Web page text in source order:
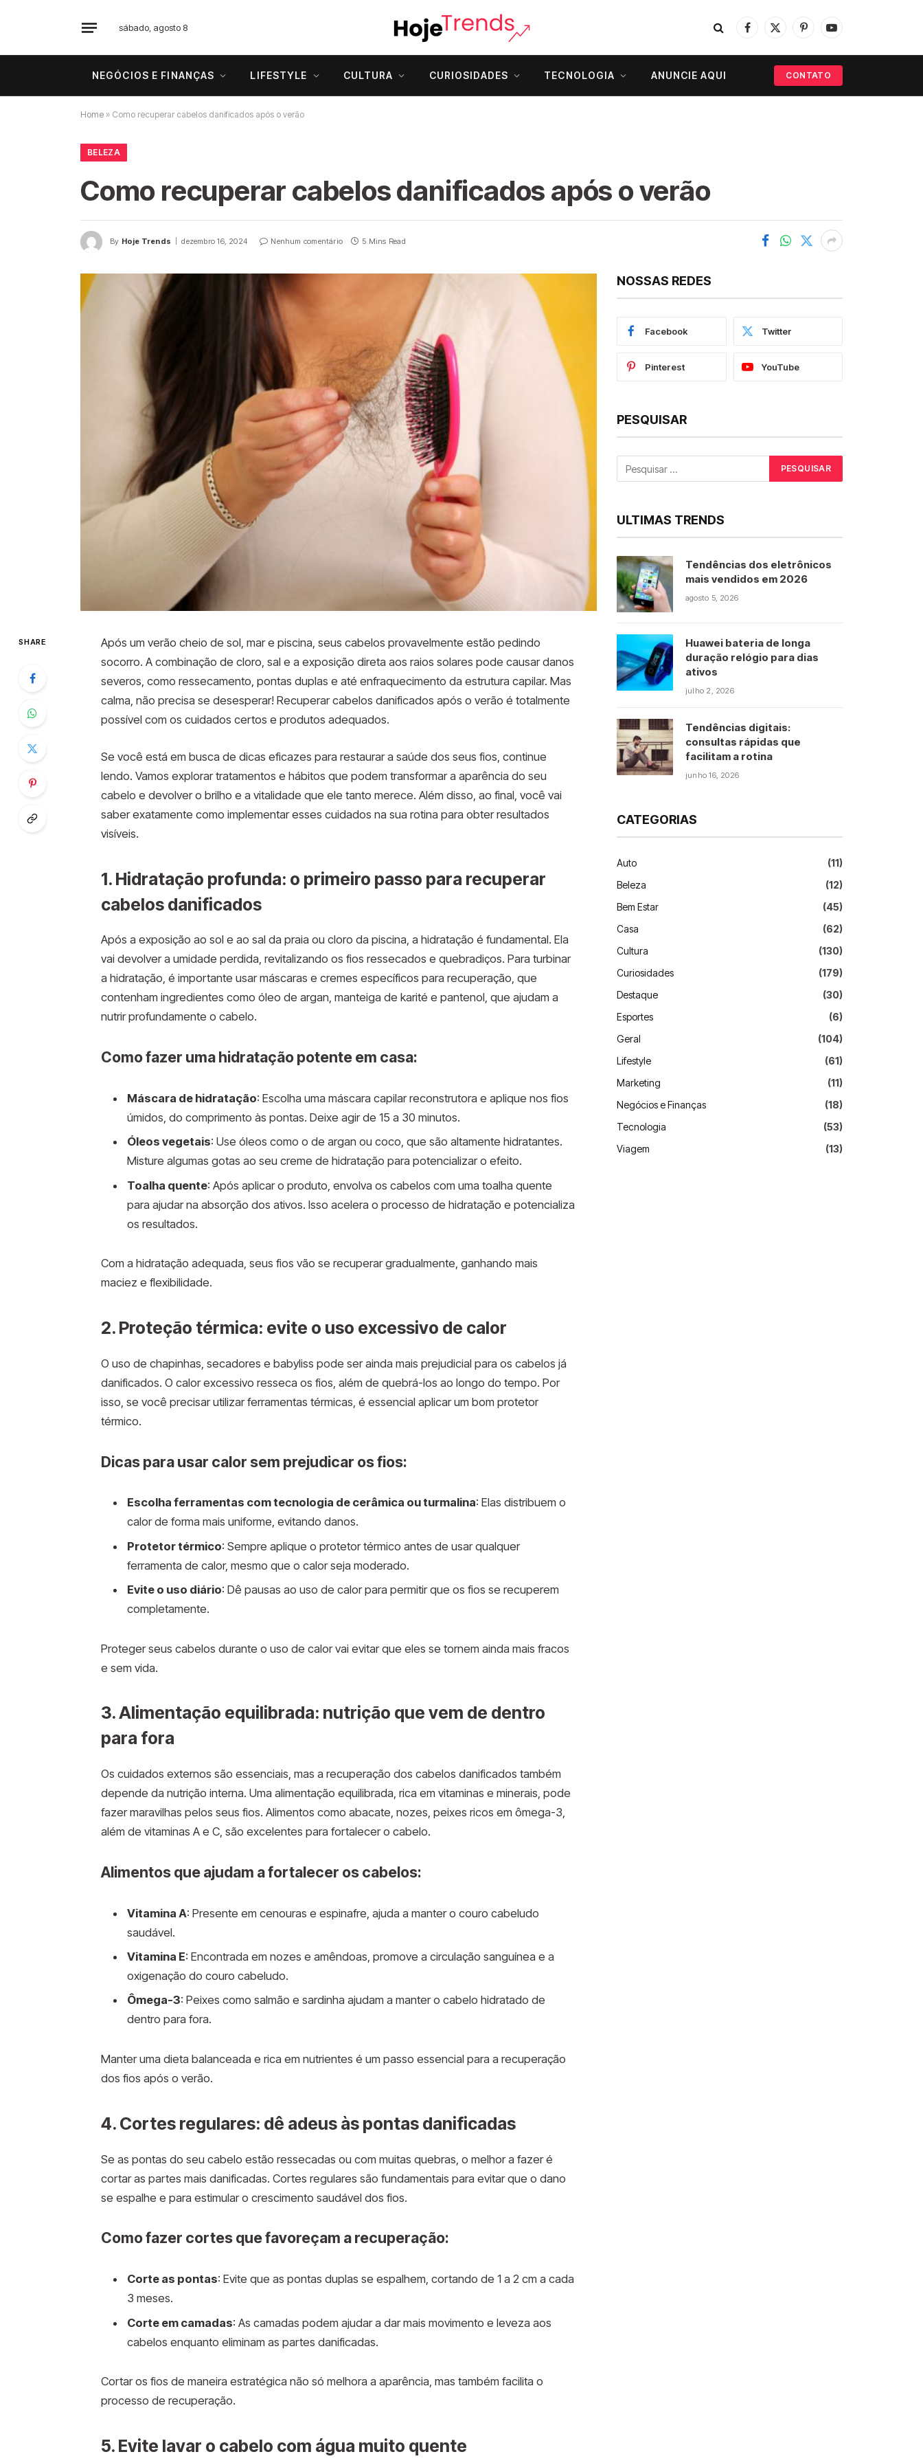
sábado, agosto 8
Facebook
X
PinterestYouTube
NEGÓCIOS E FINANÇAS LIFESTYLE CULTURA CURIOSIDADES TECNOLOGIA ANUNCIE AQUI CONTATO
Home » Como recuperar cabelos danificados após o verão
BELEZA
Como recuperar cabelos danificados após o verão
By Hoje Trends dezembro 16, 2024 Nenhum comentário 5 Mins Read
SHARE
Após um verão cheio de sol, mar e piscina, seus cabelos provavelmente estão pedindo
socorro. A combinação de cloro, sal e a exposição direta aos raios solares pode causar danos
severos, como ressecamento, pontas duplas e até enfraquecimento da estrutura capilar. Mas
calma, não precisa se desesperar! Recuperar cabelos danificados após o verão é totalmente
possível com os cuidados certos e produtos adequados.
Se você está em busca de dicas eficazes para restaurar a saúde dos seus fios, continue
lendo. Vamos explorar tratamentos e hábitos que podem transformar a aparência do seu
cabelo e devolver o brilho e a vitalidade que ele tanto merece. Além disso, ao final, você vai
saber exatamente como implementar esses cuidados na sua rotina para obter resultados
visíveis.
1. Hidratação profunda: o primeiro passo para recuperar
cabelos danificados
Após a exposição ao sol e ao sal da praia ou cloro da piscina, a hidratação é fundamental. Ela
vai devolver a umidade perdida, revitalizando os fios ressecados e quebradiços. Para turbinar
a hidratação, é importante usar máscaras e cremes específicos para recuperação, que
contenham ingredientes como óleo de argan, manteiga de karité e pantenol, que ajudam a
nutrir profundamente o cabelo.
Como fazer uma hidratação potente em casa:
Máscara de hidratação: Escolha uma máscara capilar reconstrutora e aplique nos fios
úmidos, do comprimento às pontas. Deixe agir de 15 a 30 minutos.
Óleos vegetais: Use óleos como o de argan ou coco, que são altamente hidratantes.
Misture algumas gotas ao seu creme de hidratação para potencializar o efeito.
Toalha quente: Após aplicar o produto, envolva os cabelos com uma toalha quente
para ajudar na absorção dos ativos. Isso acelera o processo de hidratação e potencializa
os resultados.
Com a hidratação adequada, seus fios vão se recuperar gradualmente, ganhando mais
maciez e flexibilidade.
2. Proteção térmica: evite o uso excessivo de calor
O uso de chapinhas, secadores e babyliss pode ser ainda mais prejudicial para os cabelos já
danificados. O calor excessivo resseca os fios, além de quebrá-los ao longo do tempo. Por
isso, se você precisar utilizar ferramentas térmicas, é essencial aplicar um bom protetor
térmico.
Dicas para usar calor sem prejudicar os fios:
Escolha ferramentas com tecnologia de cerâmica ou turmalina: Elas distribuem o
calor de forma mais uniforme, evitando danos.
Protetor térmico: Sempre aplique o protetor térmico antes de usar qualquer
ferramenta de calor, mesmo que o calor seja moderado.
Evite o uso diário: Dê pausas ao uso de calor para permitir que os fios se recuperem
completamente.
Proteger seus cabelos durante o uso de calor vai evitar que eles se tornem ainda mais fracos
e sem vida.
3. Alimentação equilibrada: nutrição que vem de dentro
para fora
Os cuidados externos são essenciais, mas a recuperação dos cabelos danificados também
depende da nutrição interna. Uma alimentação equilibrada, rica em vitaminas e minerais, pode
fazer maravilhas pelos seus fios. Alimentos como abacate, nozes, peixes ricos em ômega-3,
além de vitaminas A e C, são excelentes para fortalecer o cabelo.
Alimentos que ajudam a fortalecer os cabelos:
Vitamina A: Presente em cenouras e espinafre, ajuda a manter o couro cabeludo
saudável.
Vitamina E: Encontrada em nozes e amêndoas, promove a circulação sanguínea e a
oxigenação do couro cabeludo.
Ômega-3: Peixes como salmão e sardinha ajudam a manter o cabelo hidratado de
dentro para fora.
Manter uma dieta balanceada e rica em nutrientes é um passo essencial para a recuperação
dos fios após o verão.
4. Cortes regulares: dê adeus às pontas danificadas
Se as pontas do seu cabelo estão ressecadas ou com muitas quebras, o melhor a fazer é
cortar as partes mais danificadas. Cortes regulares são fundamentais para evitar que o dano
se espalhe e para estimular o crescimento saudável dos fios.
Como fazer cortes que favoreçam a recuperação:
Corte as pontas: Evite que as pontas duplas se espalhem, cortando de 1 a 2 cm a cada
3 meses.
Corte em camadas: As camadas podem ajudar a dar mais movimento e leveza aos
cabelos enquanto eliminam as partes danificadas.
Cortar os fios de maneira estratégica não só melhora a aparência, mas também facilita o
processo de recuperação.
5. Evite lavar o cabelo com água muito quente
NOSSAS REDES
Facebook Twitter
Pinterest YouTube
PESQUISAR
ULTIMAS TRENDS
Tendências dos eletrônicos
mais vendidos em 2026
agosto 5, 2026
Huawei bateria de longa
duração relógio para dias
ativos
julho 2, 2026
Tendências digitais:
consultas rápidas que
facilitam a rotina
junho 16, 2026
CATEGORIAS
Auto
(11)
Beleza
(12)
Bem Estar
(45)
Casa
(62)
Cultura
(130)
Curiosidades
(179)
Destaque
(30)
Esportes
(6)
Geral
(104)
Lifestyle
(61)
Marketing
(11)
Negócios e Finanças
(18)
Tecnologia
(53)
Viagem
(13)